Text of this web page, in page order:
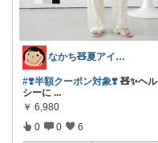
なかち🧸夏アイテム＆便利グッズ✨
#❣️半額クーポン対象❣️ 🧸✨ヘル
シーに ...
￥ 6,980
0 0 6